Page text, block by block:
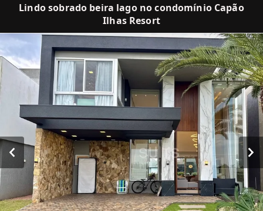
Lindo sobrado beira lago no condomínio Capão
Ilhas Resort